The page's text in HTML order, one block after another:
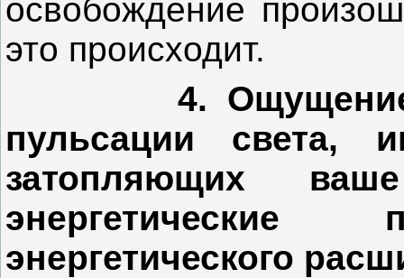
освобождение
это происходит.
4.
пульсации света,
затопляющих
энергетические
энергетического